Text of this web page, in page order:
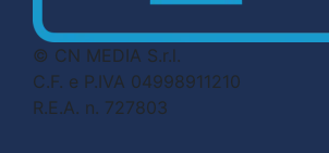
© CN MEDIA S.r.l.
C.F. e P.IVA 04998911210
R.E.A. n. 727803